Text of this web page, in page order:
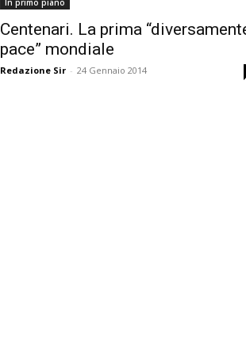
In primo piano
Centenari. La prima
pace” mondiale
Redazione Sir - 24 Gennaio 2014